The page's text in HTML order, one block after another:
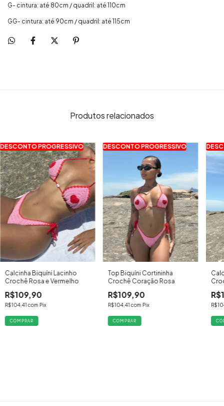
G- cintura: até 80cm / quadril: até 110cm
GG- cintura: até 90cm / quadril: até 115cm
Produtos relacionados
DESCONTO PROGRESSIVO
Calcinha Biquíni Lacinho
Crochê Rosa e Vermelho
R$109,90
R$104,41com Pix
COMPRAR
DESCONTO PROGRESSIVO
Top Biquíni Cortininha
Crochê Coração Rosa
R$109,90
R$104,41com Pix
COMPRAR